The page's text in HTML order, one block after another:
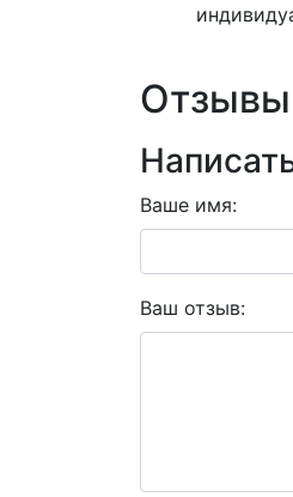
Отзывы
Ваше имя:
Ваш отзыв: